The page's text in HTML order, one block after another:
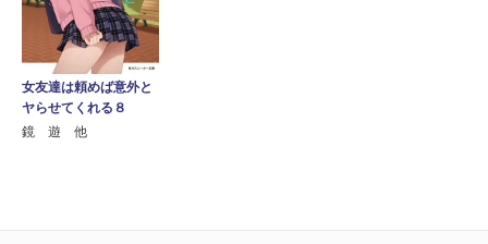
女友達は頼めば意外と
ヤらせてくれる８
鏡 遊 他